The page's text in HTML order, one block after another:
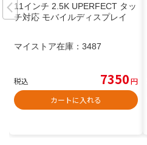
11インチ 2.5K UPERFECT タッ
チ対応 モバイルディスプレイ
マイストア在庫： 3487
税込 7350円
カートに入れる